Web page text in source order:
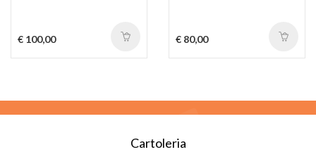
€ 100,00 € 80,00
Cartoleria